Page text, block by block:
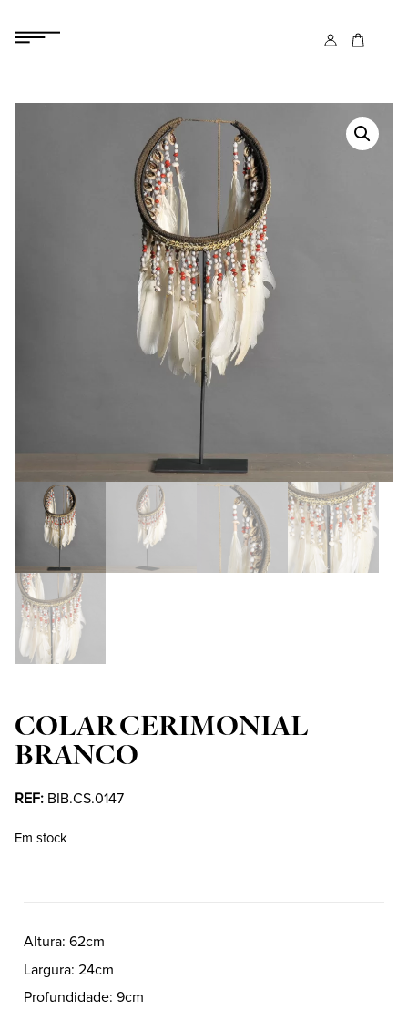
COLAR CERIMONIAL
BRANCO
REF: BIB.CS.0147
Em stock
Altura 62cm
Largura 24cm
Profundidade 9cm